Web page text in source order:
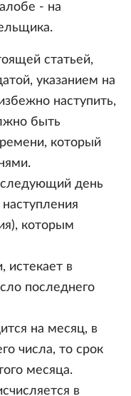
- на
статьей,
указанием на
наступить,
быть
который
следующий день
которым
истекает в
последнего
на месяц, в
числа, то срок
месяца.
в